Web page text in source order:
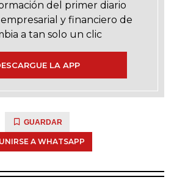
del primer diario
y financiero de
a tan solo un clic
LA APP
GUARDAR
UNIRSE A WHATSAPP